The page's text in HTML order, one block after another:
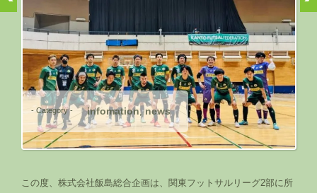
- Category - infomation,news
この度、株式会社飯島総合企画は、関東フットサルリーグ2部に所